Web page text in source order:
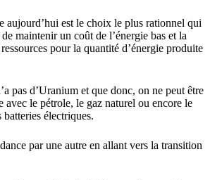
aujourd’hui est le choix le plus rationnel qui
maintenir un coût de l’énergie bas et la
pour la quantité d’énergie produite
pas d’Uranium et que donc, on ne peut être
avec le pétrole, le gaz naturel ou encore le
électriques.
par une autre en allant vers la transition